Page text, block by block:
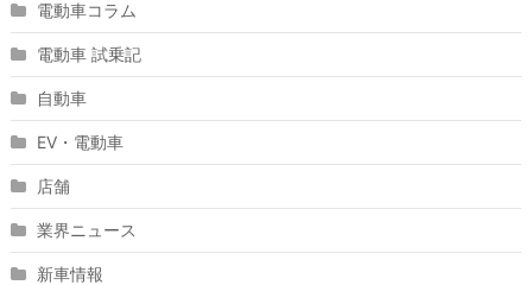
電動車コラム
電動車 試乗記
自動車
EV・電動車
店舗
業界ニュース
新車情報